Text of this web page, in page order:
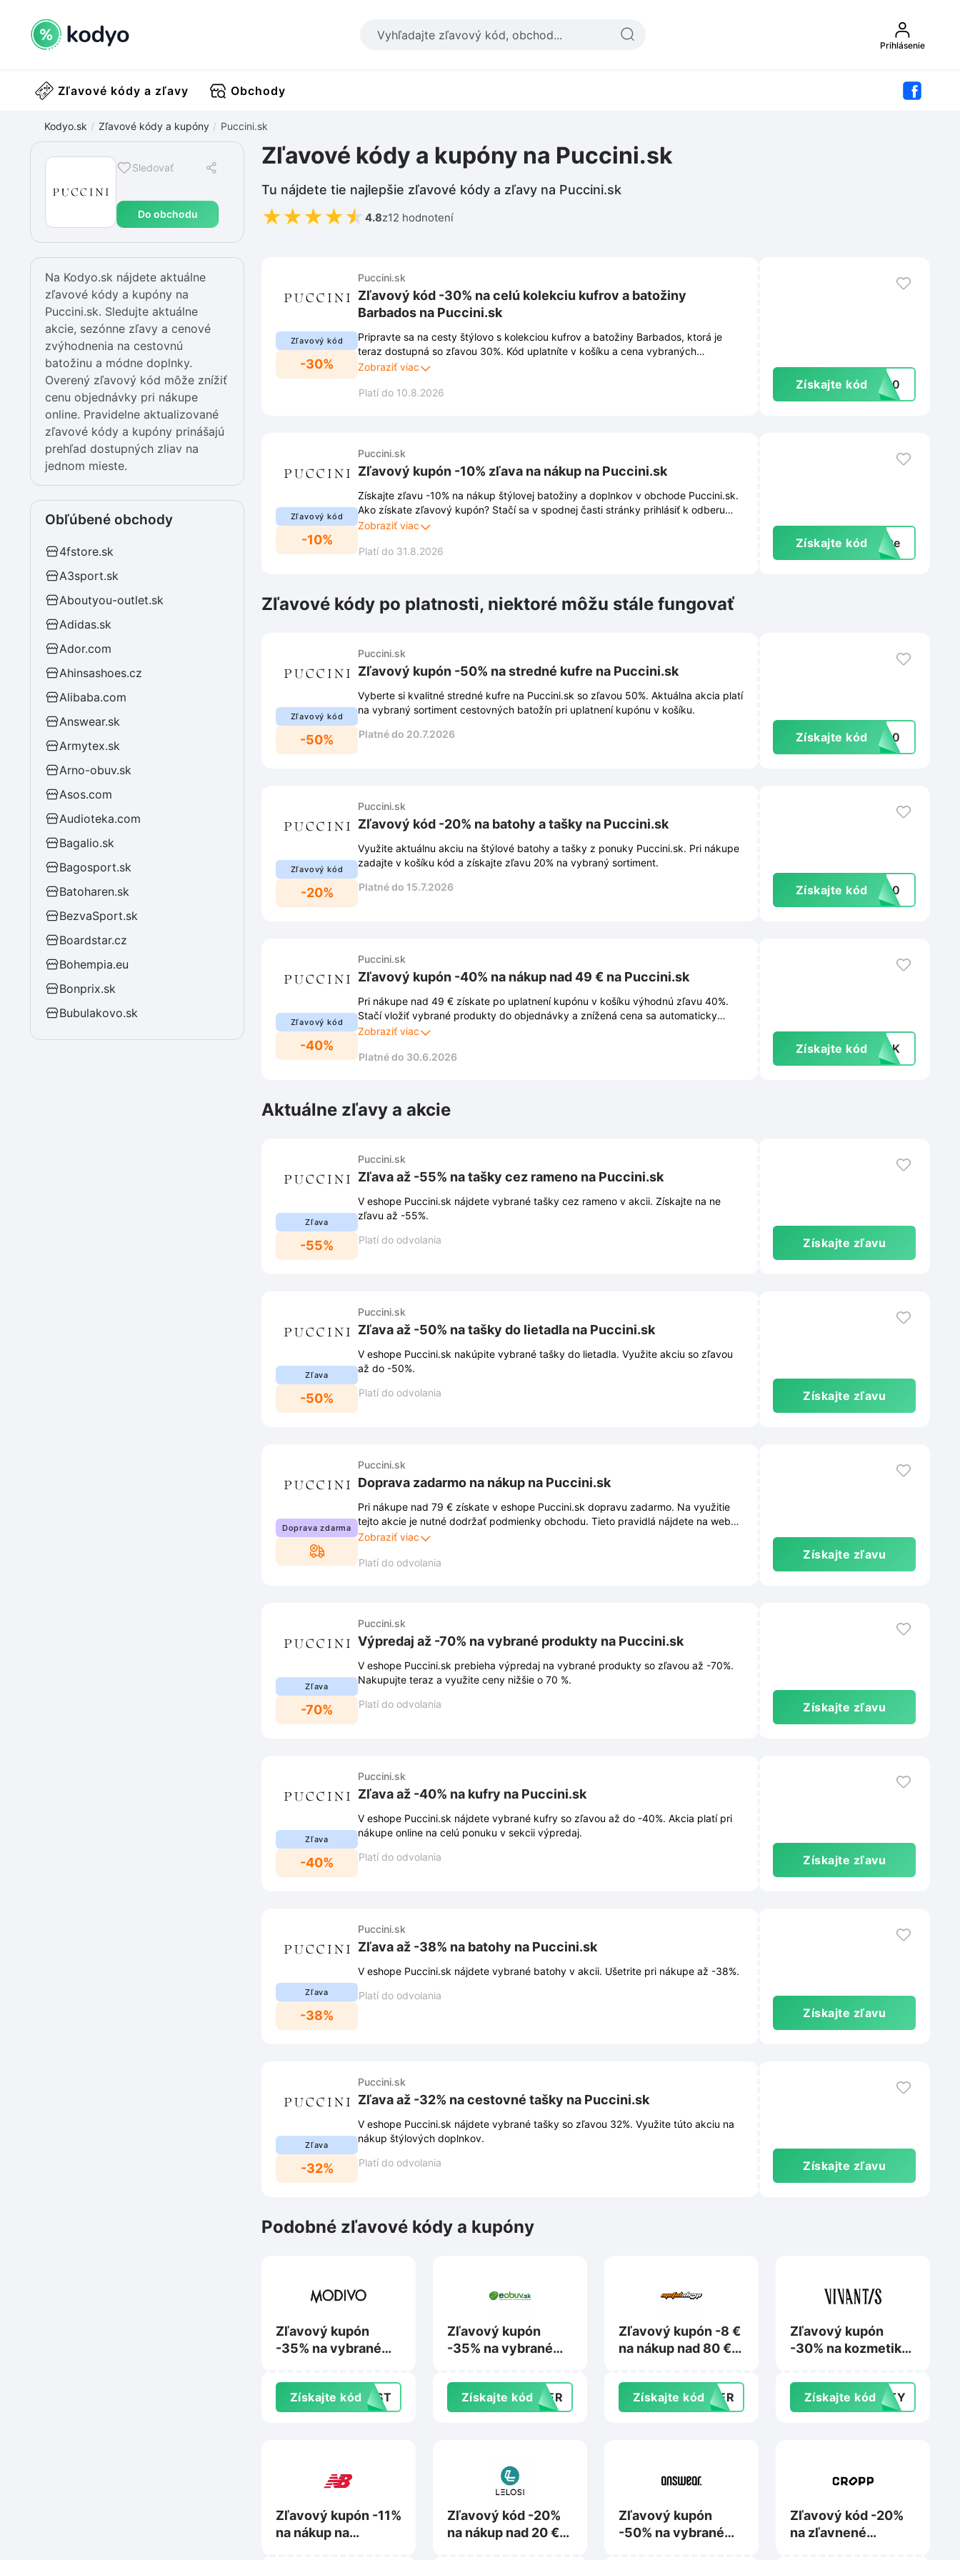
Prihlásenie
Zľavové kódy a zľavy Obchody
Kodyo.sk Zľavové kódy a kupóny Puccini.sk
Sledovať
Do obchodu
Zľavové kódy a kupóny na Puccini.sk
Tu nájdete tie najlepšie zľavové kódy a zľavy na Puccini.sk
★★★★★ 4.8z12 hodnotení
Na Kodyo.sk nájdete aktuálne
zľavové kódy a kupóny na
Puccini.sk. Sledujte aktuálne
akcie, sezónne zľavy a cenové
zvýhodnenia na cestovnú
batožinu a módne doplnky.
Overený zľavový kód môže znížiť
cenu objednávky pri nákupe
online. Pravidelne aktualizované
zľavové kódy a kupóny prinášajú
prehľad dostupných zliav na
jednom mieste.
Obľúbené obchody
4fstore.sk
A3sport.sk
Aboutyou-outlet.sk
Adidas.sk
Ador.com
Ahinsashoes.cz
Alibaba.com
Answear.sk
Armytex.sk
Arno-obuv.sk
Asos.com
Audioteka.com
Bagalio.sk
Bagosport.sk
Batoharen.sk
BezvaSport.sk
Boardstar.cz
Bohempia.eu
Bonprix.sk
Bubulakovo.sk
Zľavový kód
-30%
Puccini.sk
Zľavový kód -30% na celú kolekciu kufrov a batožiny
Barbados na Puccini.sk
Pripravte sa na cesty štýlovo s kolekciou kufrov a batožiny Barbados, ktorá je
teraz dostupná so zľavou 30%. Kód uplatníte v košíku a cena vybraných
produktov sa automaticky zníži.
Zobraziť viac
Platí do 10.8.2026
Získajte kódAR30
Zľavový kód
-10%
Puccini.sk
Zľavový kupón -10% zľava na nákup na Puccini.sk
Získajte zľavu -10% na nákup štýlovej batožiny a doplnkov v obchode Puccini.sk.
Ako získate zľavový kupón? Stačí sa v spodnej časti stránky prihlásiť k odberu
newslettera a obratom obdržíte unikátny kód do e-mailu. Vďaka prihláseniu
ponukách. Ušetrite pri nákupe kvalitných produktov vďaka jednoduchému kroku.
Zobraziť viac
Platí do 31.8.2026
Získajte kód exte
Zľavové kódy po platnosti, niektoré môžu stále fungovať
Zľavový kód
-50%
Puccini.sk
Zľavový kupón -50% na stredné kufre na Puccini.sk
Vyberte si kvalitné stredné kufre na Puccini.sk so zľavou 50%. Aktuálna akcia platí
na vybraný sortiment cestovných batožín pri uplatnení kupónu v košíku.
Platné do 20.7.2026
Získajte kód RE50
Zľavový kód
-20%
Puccini.sk
Zľavový kód -20% na batohy a tašky na Puccini.sk
Využite aktuálnu akciu na štýlové batohy a tašky z ponuky Puccini.sk. Pri nákupe
zadajte v košíku kód a získajte zľavu 20% na vybraný sortiment.
Platné do 15.7.2026
Získajte kódVE20
Zľavový kód
-40%
Puccini.sk
Zľavový kupón -40% na nákup nad 49 € na Puccini.sk
Pri nákupe nad 49 € získate po uplatnení kupónu v košíku výhodnú zľavu 40%.
Stačí vložiť vybrané produkty do objednávky a znížená cena sa automaticky
prepočíta.
Zobraziť viac
Platné do 30.6.2026
Získajte kód40SK
Aktuálne zľavy a akcie
Zľava
-55%
Puccini.sk
Zľava až -55% na tašky cez rameno na Puccini.sk
V eshope Puccini.sk nájdete vybrané tašky cez rameno v akcii. Získajte na ne
zľavu až -55%.
Platí do odvolania
Získajte zľavu
Zľava
-50%
Puccini.sk
Zľava až -50% na tašky do lietadla na Puccini.sk
V eshope Puccini.sk nakúpite vybrané tašky do lietadla. Využite akciu so zľavou
až do -50%.
Platí do odvolania
Získajte zľavu
Doprava zdarma
Puccini.sk
Doprava zadarmo na nákup na Puccini.sk
Pri nákupe nad 79 € získate v eshope Puccini.sk dopravu zadarmo. Na využitie
tejto akcie je nutné dodržať podmienky obchodu. Tieto pravidlá nájdete na webe
a môžu sa meniť.
Zobraziť viac
Platí do odvolania
Získajte zľavu
Zľava
-70%
Puccini.sk
Výpredaj až -70% na vybrané produkty na Puccini.sk
V eshope Puccini.sk prebieha výpredaj na vybrané produkty so zľavou až -70%.
Nakupujte teraz a využite ceny nižšie o 70 %.
Platí do odvolania
Získajte zľavu
Zľava
-40%
Puccini.sk
Zľava až -40% na kufry na Puccini.sk
V eshope Puccini.sk nájdete vybrané kufry so zľavou až do -40%. Akcia platí pri
nákupe online na celú ponuku v sekcii výpredaj.
Platí do odvolania
Získajte zľavu
Zľava
-38%
Puccini.sk
Zľava až -38% na batohy na Puccini.sk
V eshope Puccini.sk nájdete vybrané batohy v akcii. Ušetrite pri nákupe až -38%.
Platí do odvolania
Získajte zľavu
Zľava
-32%
Puccini.sk
Zľava až -32% na cestovné tašky na Puccini.sk
V eshope Puccini.sk nájdete vybrané tašky so zľavou 32%. Využite túto akciu na
nákup štýlových doplnkov.
Platí do odvolania
Získajte zľavu
Podobné zľavové kódy a kupóny
Zľavový kupón
-35% na vybrané
na Modivo.sk
Získajte kódLAST
Zľavový kupón
-35% na vybrané
na Eobuv.sk
Získajte kódMMER
Zľavový kupón -8 €
na nákup nad 80 €
Získajte kódMMER
Zľavový kupón
-30% na kozmetiku
Garnier, Maybelline
alebo Mixa na
Vivantis.sk
Získajte kódAUTY
Zľavový kupón -11%
na nákup na
Zľavový kód -20%
na nákup nad 20 €
Zľavový kupón
-50% na vybrané
Zľavový kód -20%
na zľavnené